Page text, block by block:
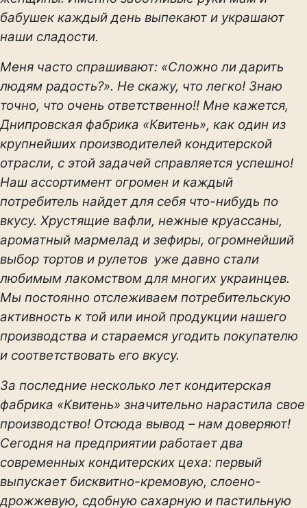
бабушек каждый день выпекают и украшают
наши сладости.
Меня часто спрашивают: «Сложно ли дарить
людям радость?». Не скажу, что легко! Знаю
точно, что очень ответственно!! Мне кажется,
Днипровская фабрика «Квитень», как один из
крупнейших производителей кондитерской
отрасли, с этой задачей справляется успешно!
Наш ассортимент огромен и каждый
потребитель найдет для себя что-нибудь по
вкусу. Хрустящие вафли, нежные круассаны,
ароматный мармелад и зефиры, огромнейший
выбор тортов и рулетов уже давно стали
любимым лакомством для многих украинцев.
Мы постоянно отслеживаем потребительскую
активность к той или иной продукции нашего
производства и стараемся угодить покупателю
и соответствовать его вкусу.
За последние несколько лет кондитерская
фабрика «Квитень» значительно нарастила свое
производство! Отсюда вывод – нам доверяют!
Сегодня на предприятии работает два
современных кондитерских цеха: первый
выпускает бисквитно-кремовую, слоено-
дрожжевую, сдобную сахарную и пастильную